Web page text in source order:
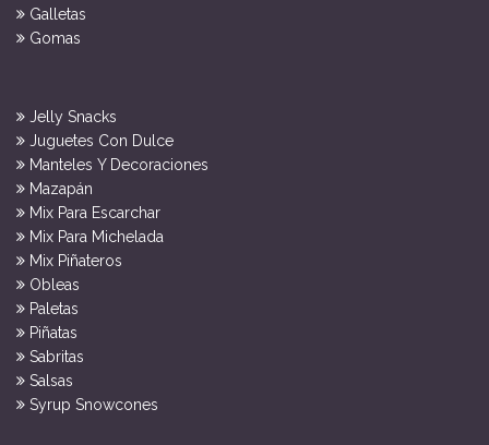
Galletas
Gomas
Jelly Snacks
Juguetes Con Dulce
Manteles Y Decoraciones
Mazapán
Mix Para Escarchar
Mix Para Michelada
Mix Piñateros
Obleas
Paletas
Piñatas
Sabritas
Salsas
Syrup Snowcones